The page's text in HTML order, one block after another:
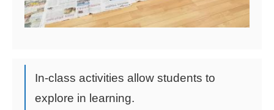
In-class activities allow students to
explore in learning.